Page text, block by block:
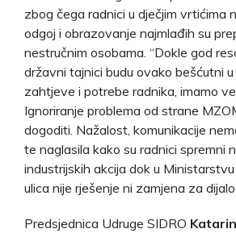
zbog čega radnici u dječjim vrtićima
odgoj i obrazovanje najmlađih su
nestručnim osobama. “Dokle god
državni tajnici budu ovako bešćutni
zahtjeve i potrebe radnika, imamo
Ignoriranje problema od strane
dogoditi. Nažalost, komunikacije
te naglasila kako su radnici spremni
industrijskih akcija dok u
ulica nije rješenje ni zamjena za
Predsjednica Udruge SIDRO